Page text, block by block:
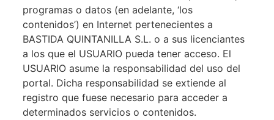
programas o datos (en adelante, ‘los
contenidos’) en Internet pertenecientes a
BASTIDA QUINTANILLA S.L. o a sus licenciantes
a los que el USUARIO pueda tener acceso. El
USUARIO asume la responsabilidad del uso del
portal. Dicha responsabilidad se extiende al
registro que fuese necesario para acceder a
determinados servicios o contenidos.